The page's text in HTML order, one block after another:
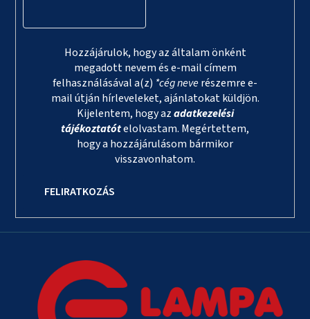
Hozzájárulok, hogy az általam önként
megadott nevem és e-mail címem
felhasználásával a(z) *cég neverészemre e-
mail útján hírleveleket, ajánlatokat küldjön.
Kijelentem, hogy azadatkezelési
tájékoztatótelolvastam. Megértettem,
hogy a hozzájárulásom bármikor
visszavonhatom.
FELIRATKOZÁS